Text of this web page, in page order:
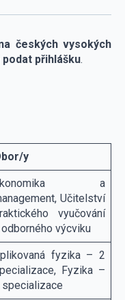
českých vysokých
přihlášku.
y
a
Učitelství
vyučování
výcviku
fyzika – 2
Fyzika –
specializace